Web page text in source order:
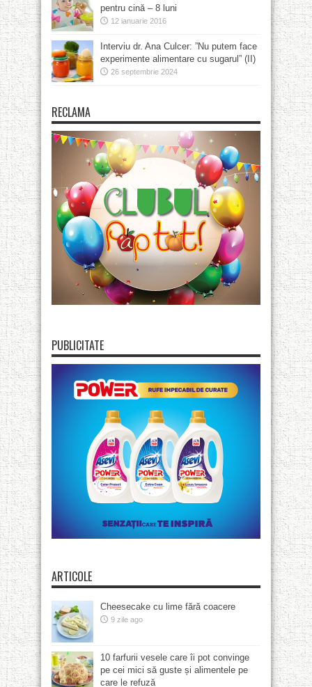
pentru cină – 8 luni
12 ianuarie 2016
Interviu dr. Ana Culcer: ”Nu putem face
experimente alimentare cu sugarul” (II)
26 septembrie 2024
RECLAMA
PUBLICITATE
ARTICOLE
Cheesecake cu lime fără coacere
9 zile ago
10 farfurii vesele care îi pot convinge
pe cei mici să guste și alimentele pe
care le refuză